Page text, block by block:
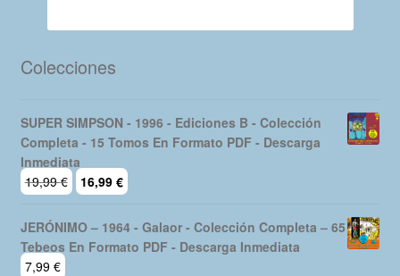
Colecciones
SUPER SIMPSON - 1996 - Ediciones B - Colección
Completa - 15 Tomos En Formato PDF - Descarga
Inmediata
19,99€
El
precio
original
era:
16,99 €
actual
JERÓNIMO – 1964 - Galaor - Colección Completa – 65
Tebeos En Formato PDF - Descarga Inmediata
7,99 €